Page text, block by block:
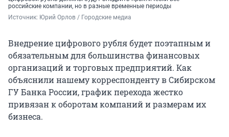
российские компании, но в разные временные периоды
Источник: Юрий Орлов / Городские медиа
Внедрение цифрового рубля будет поэтапным и
обязательным для большинства финансовых
организаций и торговых предприятий. Как
объяснили нашему корреспонденту в Сибирском
ГУ Банка России, график перехода жестко
привязан к оборотам компаний и размерам их
бизнеса.